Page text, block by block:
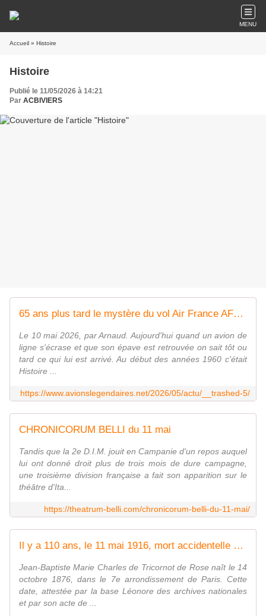
MENU
Accueil » Histoire
Histoire
Publié le 11/05/2026 à 14:21
Par ACBIVIERS
65 ans plus tard le mystère du vol Air France AF406 reste entier ! - avionslegendaires.net
Le 10 mai 2026, par Arnaud. Aujourd'hui quand un avion de
ligne s'écrase et que son épave est retrouvée on sait tôt ou
tard ce qui lui est arrivé. Au début des années 1960 c'était
Histoire ...
https://www.avionslegendaires.net/2026/05/actu/__trashed-5/
CHRONICORUM BELLI du 11 mai
Tandis que la 2e D.I.M. jouit en Campanie d'un repos auquel
lui ont donné droit plus de trois mois de dure campagne,
une troisième division française a fait son apparition sur le
théâtre d'Ita...
https://theatrum-belli.com/chronicorum-belli-du-11-mai/
Il y a 110 ans, le 11 mai 1916, mort accidentelle du commandant de Rose, créateur de l'aviation de chasse.
Jean-Baptiste Marie Charles de Tricornot de Rose naît le 14
octobre 1876, dans le 7e arrondissement de Paris. Cette
date, attestée par la base Léonore des archives nationales
et par son acte de ...